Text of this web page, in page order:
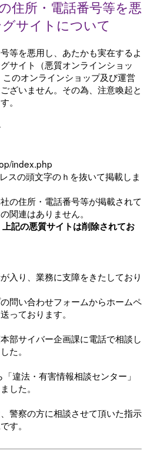
住所・電話番号等を悪
サイトについて
等を悪用し、あたかも実在するよ
サイト（悪質オンラインショッ
のオンラインショップ及び運営
ざいません。その為、注意喚起と
。
index.php
スの頭文字のｈを抜いて掲載しま
の住所・電話番号等が掲載されて
関連はありません。
記の悪質サイトは削除されてお
入り、業務に支障をきたしており
問い合わせフォームからホームペ
っております。
部サイバー企画課に電話で相談し
た。
違法・有害情報相談センター」
した。
警察の方に相談させて頂いた指示
す。